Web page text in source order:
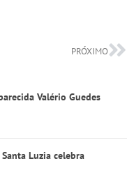
PRÓXIMO
Valério Guedes
Luzia celebra